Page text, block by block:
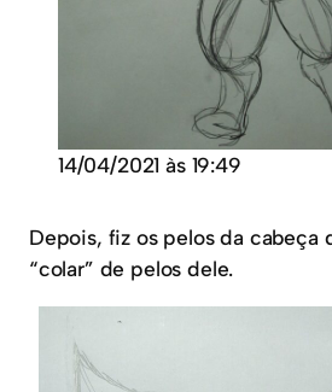
14/04/2021 às 19:49
Depois, fiz os pelos da cabeça
“colar” de pelos dele.